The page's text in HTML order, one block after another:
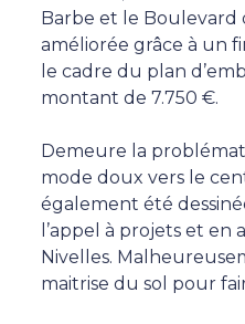
Barbe et le Boulevard
améliorée grâce à un
le cadre du plan
montant de 7.750 €.
Demeure la
mode doux vers le
également été
l’appel à projets et en
Nivelles.
maitrise du sol pour